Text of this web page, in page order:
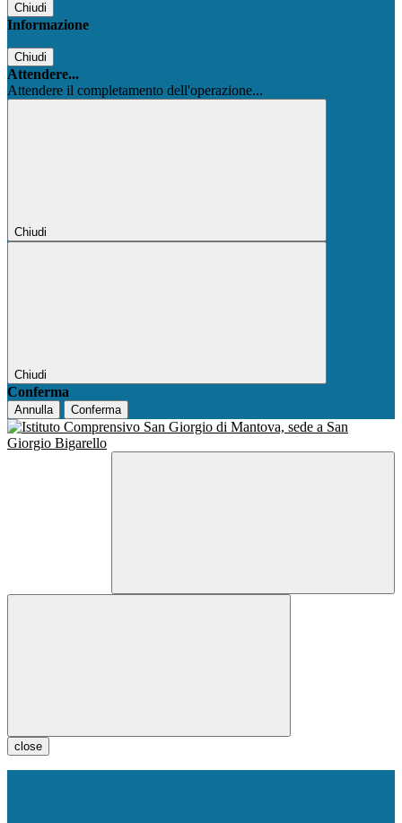
Chiudi
Informazione
Chiudi
Attendere...
Attendere il completamento dell'operazione...
Chiudi
Chiudi
Conferma
Annulla Conferma
close